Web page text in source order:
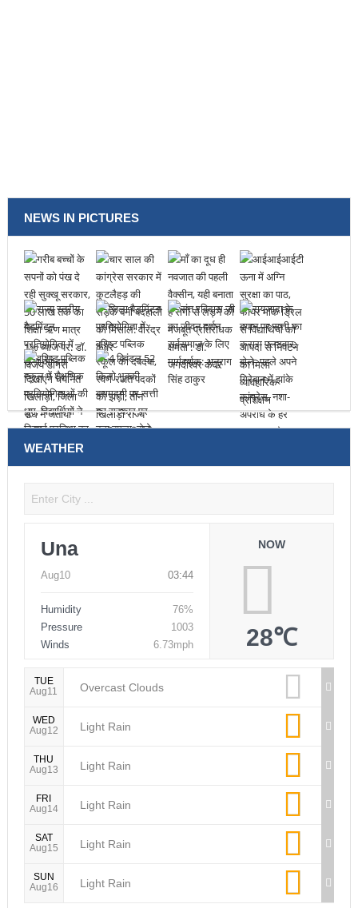
NEWS IN PICTURES
WEATHER
Una
Aug10 03:44
Humidity
76%
Pressure
1003
Winds
6.73mph
NOW
28℃
TUE
Aug11
Overcast Clouds
WED
Aug12
Light Rain
THU
Aug13
Light Rain
FRI
Aug14
Light Rain
SAT
Aug15
Light Rain
SUN
Aug16
Light Rain